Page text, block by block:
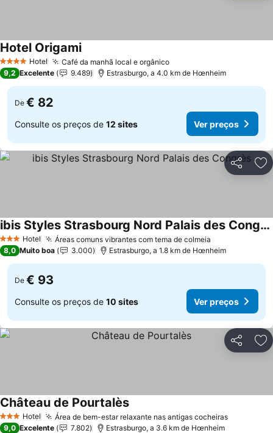
4 EstrelasHotel Café da manhã local e orgânicoVer preços
Hotel OrigamiVer preços
9,2 Excelente 9.489 Estrasburgo, a 4.0 km de Hœnheim
De € 82
Consulte os preços de 12 sites Ver preços
Partilhar
3 EstrelasHotel Áreas comuns vibrantes com tema de colmeia
ibis Styles Strasbourg Nord Palais des Congrès
Ver preços
8,0 Muito boa 3.000 Estrasburgo, a 1.8 km de Hœnheim
De € 93
Consulte os preços de 10 sites Ver preços
Partilhar
3 EstrelasHotel Área de bem-estar relaxante nas antigas cocheirasVer
Château de PourtalèsVer preços
9,0 Excelente 7.802 Estrasburgo, a 3.6 km de Hœnheim